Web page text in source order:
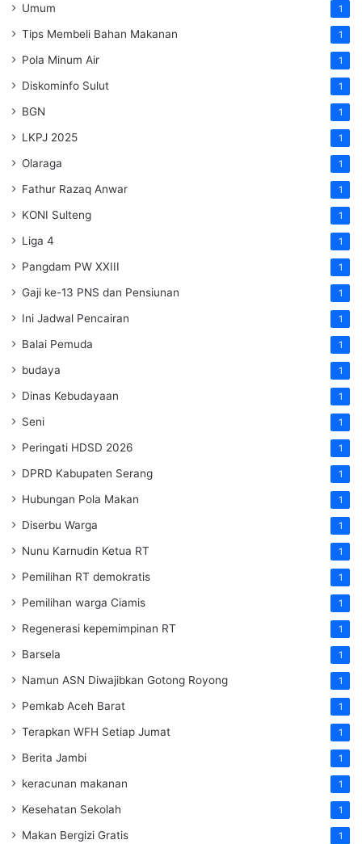
Umum 1
Tips Membeli Bahan Makanan 1
Pola Minum Air 1
Diskominfo Sulut 1
BGN 1
LKPJ 2025 1
Olaraga 1
Fathur Razaq Anwar 1
KONI Sulteng 1
Liga 4 1
Pangdam PW XXIII 1
Gaji ke-13 PNS dan Pensiunan 1
Ini Jadwal Pencairan 1
Balai Pemuda 1
budaya 1
Dinas Kebudayaan 1
Seni 1
Peringati HDSD 2026 1
DPRD Kabupaten Serang 1
Hubungan Pola Makan 1
Diserbu Warga 1
Nunu Karnudin Ketua RT 1
Pemilihan RT demokratis 1
Pemilihan warga Ciamis 1
Regenerasi kepemimpinan RT 1
Barsela 1
Namun ASN Diwajibkan Gotong Royong 1
Pemkab Aceh Barat 1
Terapkan WFH Setiap Jumat 1
Berita Jambi 1
keracunan makanan 1
Kesehatan Sekolah 1
Makan Bergizi Gratis 1